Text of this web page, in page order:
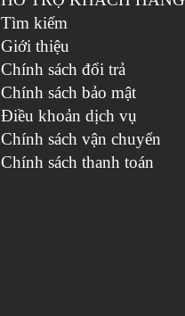
Tìm kiếm
Giới thiệu
Chính sách đổi trả
Chính sách bảo mật
Điều khoản dịch vụ
Chính sách vận chuyển
Chính sách thanh toán